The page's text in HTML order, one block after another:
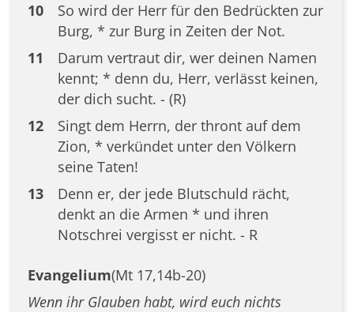
10
So wird der Herr für den Bedrückten zur
Burg, * zur Burg in Zeiten der Not.
11
Darum vertraut dir, wer deinen Namen
kennt; * denn du, Herr, verlässt keinen,
der dich sucht. - (R)
12
Singt dem Herrn, der thront auf dem
Zion, * verkündet unter den Völkern
seine Taten!
13
Denn er, der jede Blutschuld rächt,
denkt an die Armen * und ihren
Notschrei vergisst er nicht. - R
Evangelium(Mt 17,14b-20)
Wenn ihr Glauben habt, wird euch nichts